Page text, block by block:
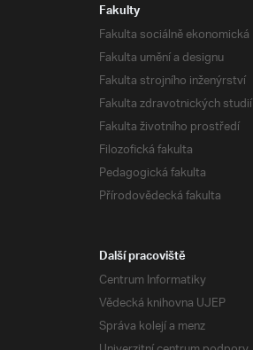
Fakulty
Fakulta sociálně ekonomická
Fakulta umění a designu
Fakulta strojního inženýrství
Fakulta zdravotnických studií
Fakulta životního prostředí
Filozofická fakulta
Pedagogická fakulta
Přírodovědecká fakulta
Další pracoviště
Centrum Informatiky
Vědecká knihovna UJEP
Správa kolejí a menz